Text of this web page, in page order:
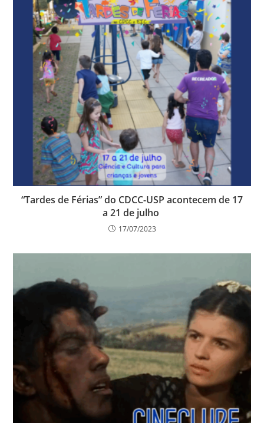
“Tardes de Férias” do CDCC-USP acontecem de 17
a 21 de julho
17/07/2023